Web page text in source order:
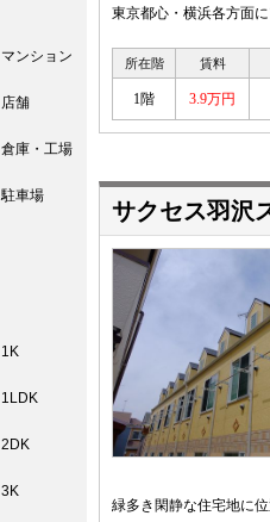
東京都心・横浜各方面
所在階 賃料
1階 3.9万円
サクセス羽沢
緑多き閑静な住宅地に
マンション
店舗
倉庫・工場
駐車場
1K
1LDK
2DK
3K